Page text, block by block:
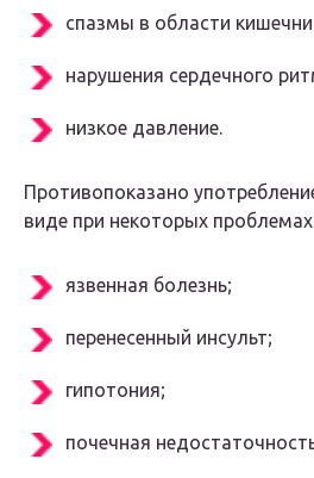
спазмы в области
нарушения сердечного
низкое давление.
Противопоказано
виде при некоторых
язвенная болезнь;
перенесенный инсульт;
гипотония;
почечная